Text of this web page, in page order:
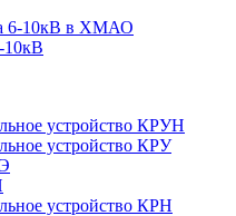
10кВ
устройство КРУН
устройство КРУ
устройство КРН